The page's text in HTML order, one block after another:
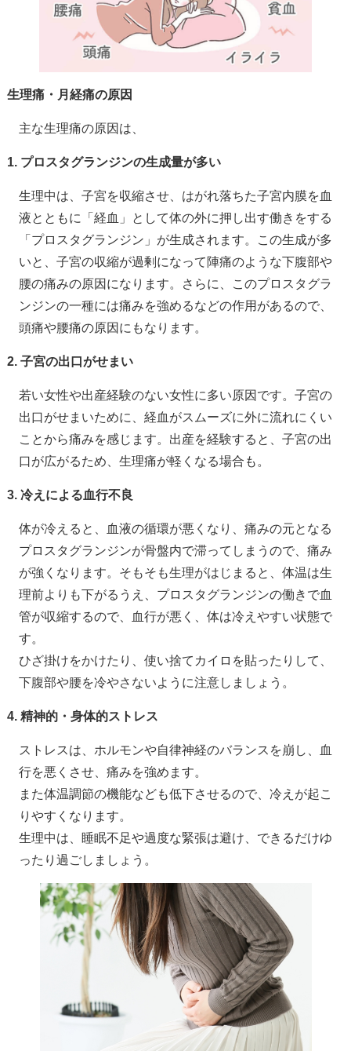
生理痛・月経痛の原因
主な生理痛の原因は、
1. プロスタグランジンの生成量が多い
生理中は、子宮を収縮させ、はがれ落ちた子宮内膜を血
液とともに「経血」として体の外に押し出す働きをする
「プロスタグランジン」が生成されます。この生成が多
いと、子宮の収縮が過剰になって陣痛のような下腹部や
腰の痛みの原因になります。さらに、このプロスタグラ
ンジンの一種には痛みを強めるなどの作用があるので、
頭痛や腰痛の原因にもなります。
2. 子宮の出口がせまい
若い女性や出産経験のない女性に多い原因です。子宮の
出口がせまいために、経血がスムーズに外に流れにくい
ことから痛みを感じます。出産を経験すると、子宮の出
口が広がるため、生理痛が軽くなる場合も。
3. 冷えによる血行不良
体が冷えると、血液の循環が悪くなり、痛みの元となる
プロスタグランジンが骨盤内で滞ってしまうので、痛み
が強くなります。そもそも生理がはじまると、体温は生
理前よりも下がるうえ、プロスタグランジンの働きで血
管が収縮するので、血行が悪く、体は冷えやすい状態で
す。
ひざ掛けをかけたり、使い捨てカイロを貼ったりして、
下腹部や腰を冷やさないように注意しましょう。
4. 精神的・身体的ストレス
ストレスは、ホルモンや自律神経のバランスを崩し、血
行を悪くさせ、痛みを強めます。
また体温調節の機能なども低下させるので、冷えが起こ
りやすくなります。
生理中は、睡眠不足や過度な緊張は避け、できるだけゆ
ったり過ごしましょう。